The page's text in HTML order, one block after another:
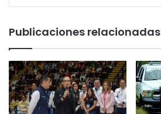
Publicaciones relacionadas